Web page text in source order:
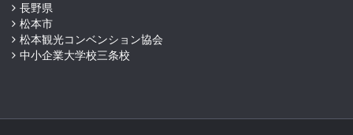
長野県
松本市
松本観光コンベンション協会
中小企業大学校三条校